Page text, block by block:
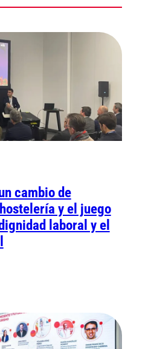
cambio de
y el juego
laboral y el